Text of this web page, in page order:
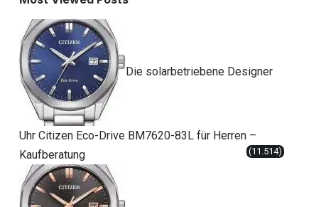
Die solarbetriebene Designer
Uhr Citizen Eco-Drive BM7620-83L für Herren –
Kaufberatung
(11.514)